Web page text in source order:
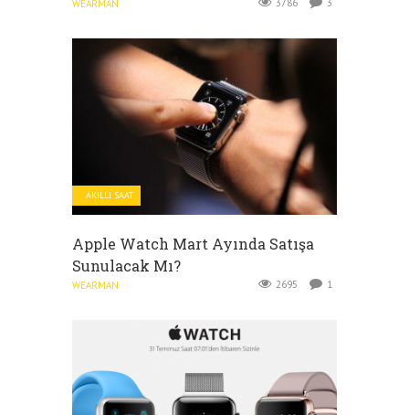
WEARMAN
AKILLI SAAT
Apple Watch Mart Ayında Satışa
Sunulacak Mı?
WEARMAN 2695 1